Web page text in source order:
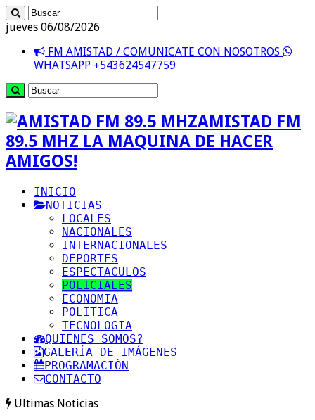
jueves 06/08/2026
FM AMISTAD / COMUNICATE CON NOSOTROS
WHATSAPP +543624547759
AMISTAD FM
89.5 MHZ LA MAQUINA DE HACER
AMIGOS!
INICIO
NOTICIAS
LOCALES
NACIONALES
INTERNACIONALES
DEPORTES
ESPECTACULOS
POLICIALES
ECONOMIA
POLITICA
TECNOLOGIA
QUIENES SOMOS?
GALERÍA DE IMÁGENES
PROGRAMACIÓN
CONTACTO
Ultimas Noticias